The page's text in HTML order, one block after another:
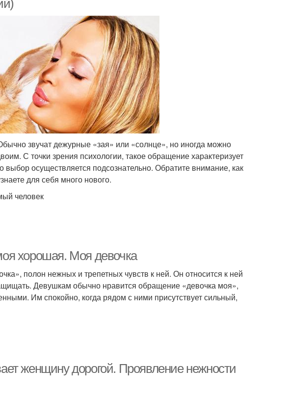
звучат дежурные «зая» или «солнце», но иногда можно
С точки зрения психологии, такое обращение характеризует
выбор осуществляется подсознательно. Обратите внимание, как
для себя много нового.
человек
хорошая. Моя девочка
полон нежных и трепетных чувств к ней. Он относится к ней
Девушкам обычно нравится обращение «девочка моя»,
Им спокойно, когда рядом с ними присутствует сильный,
женщину дорогой. Проявление нежности